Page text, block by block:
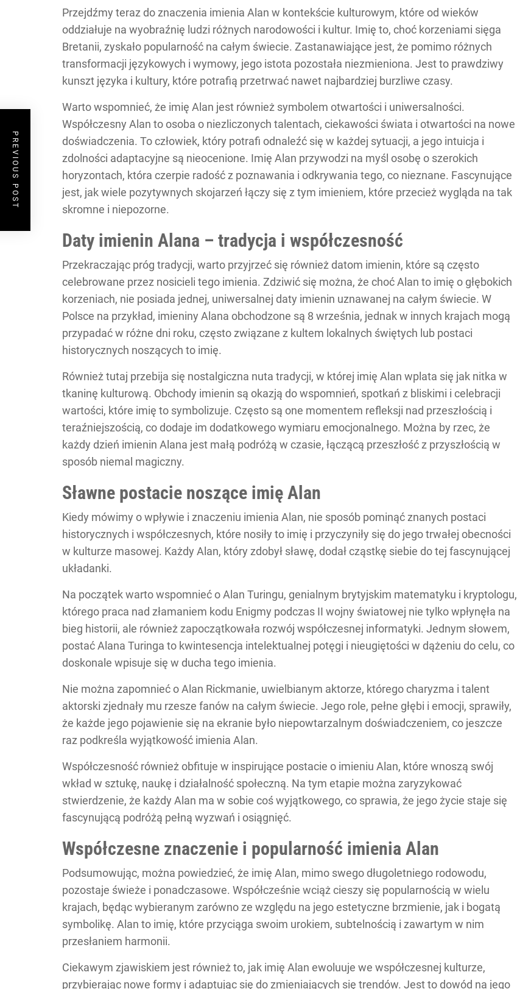
Przejdźmy teraz do znaczenia imienia Alan w kontekście kulturowym, które od wieków
oddziałuje na wyobraźnię ludzi różnych narodowości i kultur. Imię to, choć korzeniami sięga
Bretanii, zyskało popularność na całym świecie. Zastanawiające jest, że pomimo różnych
transformacji językowych i wymowy, jego istota pozostała niezmieniona. Jest to prawdziwy
kunszt języka i kultury, które potrafią przetrwać nawet najbardziej burzliwe czasy.
Warto wspomnieć, że imię Alan jest również symbolem otwartości i uniwersalności.
Współczesny Alan to osoba o niezliczonych talentach, ciekawości świata i otwartości na nowe
doświadczenia. To człowiek, który potrafi odnaleźć się w każdej sytuacji, a jego intuicja i
zdolności adaptacyjne są nieocenione. Imię Alan przywodzi na myśl osobę o szerokich
horyzontach, która czerpie radość z poznawania i odkrywania tego, co nieznane. Fascynujące
jest, jak wiele pozytywnych skojarzeń łączy się z tym imieniem, które przecież wygląda na tak
skromne i niepozorne.
Daty imienin Alana – tradycja i współczesność
Przekraczając próg tradycji, warto przyjrzeć się również datom imienin, które są często
celebrowane przez nosicieli tego imienia. Zdziwić się można, że choć Alan to imię o głębokich
korzeniach, nie posiada jednej, uniwersalnej daty imienin uznawanej na całym świecie. W
Polsce na przykład, imieniny Alana obchodzone są 8 września, jednak w innych krajach mogą
przypadać w różne dni roku, często związane z kultem lokalnych świętych lub postaci
historycznych noszących to imię.
Również tutaj przebija się nostalgiczna nuta tradycji, w której imię Alan wplata się jak nitka w
tkaninę kulturową. Obchody imienin są okazją do wspomnień, spotkań z bliskimi i celebracji
wartości, które imię to symbolizuje. Często są one momentem refleksji nad przeszłością i
teraźniejszością, co dodaje im dodatkowego wymiaru emocjonalnego. Można by rzec, że
każdy dzień imienin Alana jest małą podróżą w czasie, łączącą przeszłość z przyszłością w
sposób niemal magiczny.
Sławne postacie noszące imię Alan
Kiedy mówimy o wpływie i znaczeniu imienia Alan, nie sposób pominąć znanych postaci
historycznych i współczesnych, które nosiły to imię i przyczyniły się do jego trwałej obecności
w kulturze masowej. Każdy Alan, który zdobył sławę, dodał cząstkę siebie do tej fascynującej
układanki.
Na początek warto wspomnieć o Alan Turingu, genialnym brytyjskim matematyku i kryptologu,
którego praca nad złamaniem kodu Enigmy podczas II wojny światowej nie tylko wpłynęła na
bieg historii, ale również zapoczątkowała rozwój współczesnej informatyki. Jednym słowem,
postać Alana Turinga to kwintesencja intelektualnej potęgi i nieugiętości w dążeniu do celu, co
doskonale wpisuje się w ducha tego imienia.
Nie można zapomnieć o Alan Rickmanie, uwielbianym aktorze, którego charyzma i talent
aktorski zjednały mu rzesze fanów na całym świecie. Jego role, pełne głębi i emocji, sprawiły,
że każde jego pojawienie się na ekranie było niepowtarzalnym doświadczeniem, co jeszcze
raz podkreśla wyjątkowość imienia Alan.
Współczesność również obfituje w inspirujące postacie o imieniu Alan, które wnoszą swój
wkład w sztukę, naukę i działalność społeczną. Na tym etapie można zaryzykować
stwierdzenie, że każdy Alan ma w sobie coś wyjątkowego, co sprawia, że jego życie staje się
fascynującą podróżą pełną wyzwań i osiągnięć.
Współczesne znaczenie i popularność imienia Alan
Podsumowując, można powiedzieć, że imię Alan, mimo swego długoletniego rodowodu,
pozostaje świeże i ponadczasowe. Współcześnie wciąż cieszy się popularnością w wielu
krajach, będąc wybieranym zarówno ze względu na jego estetyczne brzmienie, jak i bogatą
symbolikę. Alan to imię, które przyciąga swoim urokiem, subtelnością i zawartym w nim
przesłaniem harmonii.
Ciekawym zjawiskiem jest również to, jak imię Alan ewoluuje we współczesnej kulturze,
przybierając nowe formy i adaptując się do zmieniających się trendów. Jest to dowód na jego
PREVIOUS POST